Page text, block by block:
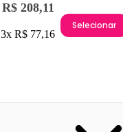
R$ 208,11
3x R$ 77,16
Selecionar